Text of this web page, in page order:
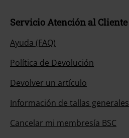
Servicio Atención al Cliente
Ayuda (FAQ)
Política de Devolución
Devolver un artículo
Información de tallas generales
Cancelar mi membresía BSC